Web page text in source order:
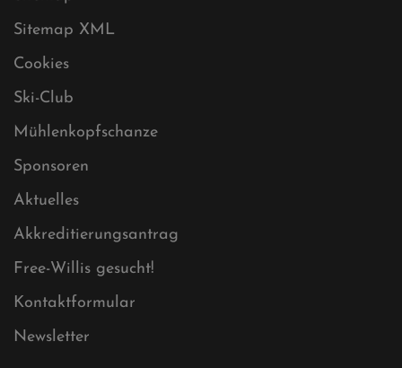
Datenschutz
Impressum
Sitemap
Sitemap XML
Cookies
Ski-Club
Mühlenkopfschanze